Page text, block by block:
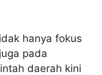
hanya fokus
pada
daerah kini